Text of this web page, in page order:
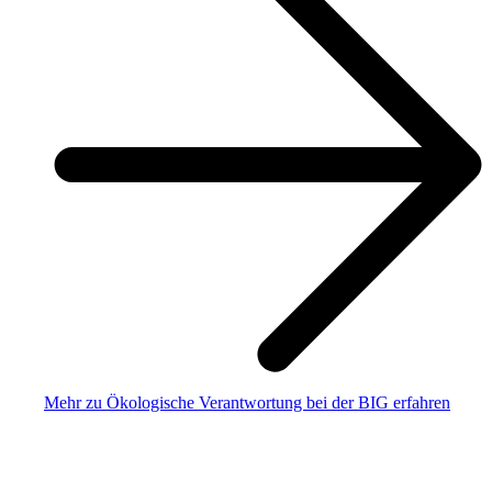
Mehr zu Ökologische Verantwortung bei der BIG erfahren